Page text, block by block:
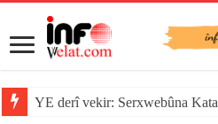
YE derî vekir: Serxwebûna